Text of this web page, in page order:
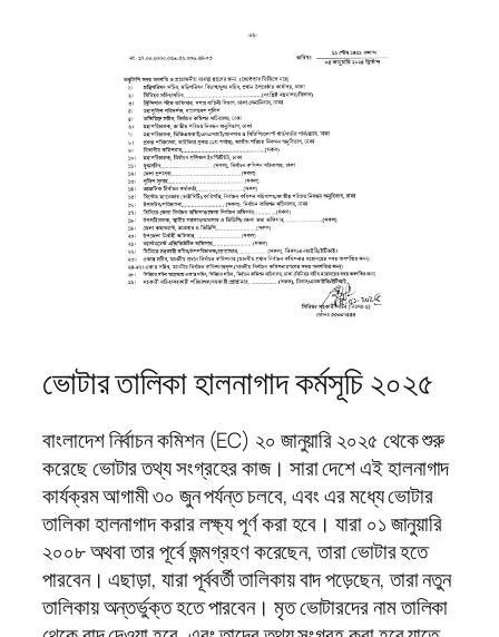
ভোটার তালিকা হালনাগাদ কর্মসূচি ২০২৫
বাংলাদেশ নির্বাচন কমিশন (EC) ২০ জানুয়ারি ২০২৫ থেকে শুরু
করেছে ভোটার তথ্য সংগ্রহের কাজ। সারা দেশে এই হালনাগাদ
কার্যক্রম আগামী ৩০ জুন পর্যন্ত চলবে, এবং এর মধ্যে ভোটার
তালিকা হালনাগাদ করার লক্ষ্য পূর্ণ করা হবে। যারা ০১ জানুয়ারি
২০০৮ অথবা তার পূর্বে জন্মগ্রহণ করেছেন, তারা ভোটার হতে
পারবেন। এছাড়া, যারা পূর্ববর্তী তালিকায় বাদ পড়েছেন, তারা নতুন
তালিকায় অন্তর্ভুক্ত হতে পারবেন। মৃত ভোটারদের নাম তালিকা